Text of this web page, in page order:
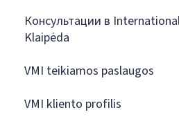
Консультации в
Klaipėda
VMI teikiamos paslaugos
VMI kliento profilis